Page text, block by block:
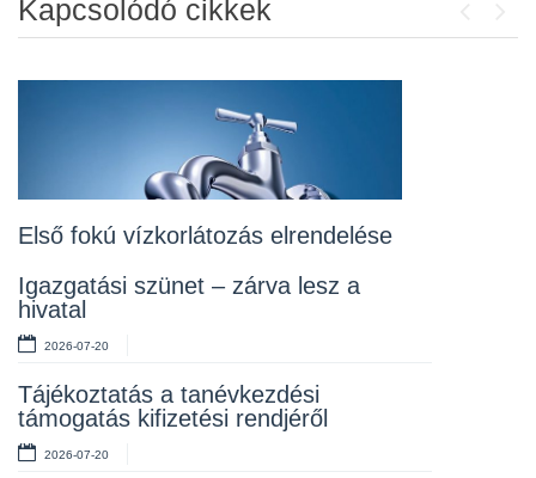
Kapcsolódó cikkek
Első fokú vízkorlátozás elrendelése
Igazgatási szünet – zárva lesz a
hivatal
2026-07-20
Tájékoztatás a tanévkezdési
támogatás kifizetési rendjéről
2026-07-20
Álláspályázat – konyhai kisegítő
Lakossági fórum az Erzsébet téri
2026-07-10
Rendelet kihirdetése
2026-07-10
Álláspályázat – takarító
2026-07-06